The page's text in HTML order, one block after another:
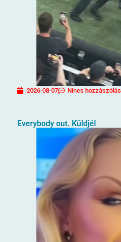
2026-08-07 Nincs hozzászólás
Everybody out. Küldjél